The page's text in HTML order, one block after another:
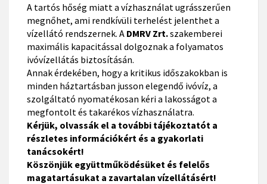
A tartós hőség miatt a vízhasználat ugrásszerűen
megnőhet, ami rendkívüli terhelést jelenthet a
vízellátó rendszernek. A DMRV Zrt.szakemberei
maximális kapacitással dolgoznak a folyamatos
ivóvízellátás biztosításán.
Annak érdekében, hogy a kritikus időszakokban is
minden háztartásban jusson elegendő ivóvíz, a
szolgáltató nyomatékosan kéri a lakosságot a
megfontolt és takarékos vízhasználatra.
Kérjük, olvassák el a további tájékoztatót a
részletes információkért és a gyakorlati
tanácsokért!
Köszönjük együttműködésüket és felelős
magatartásukat a zavartalan vízellátásért!